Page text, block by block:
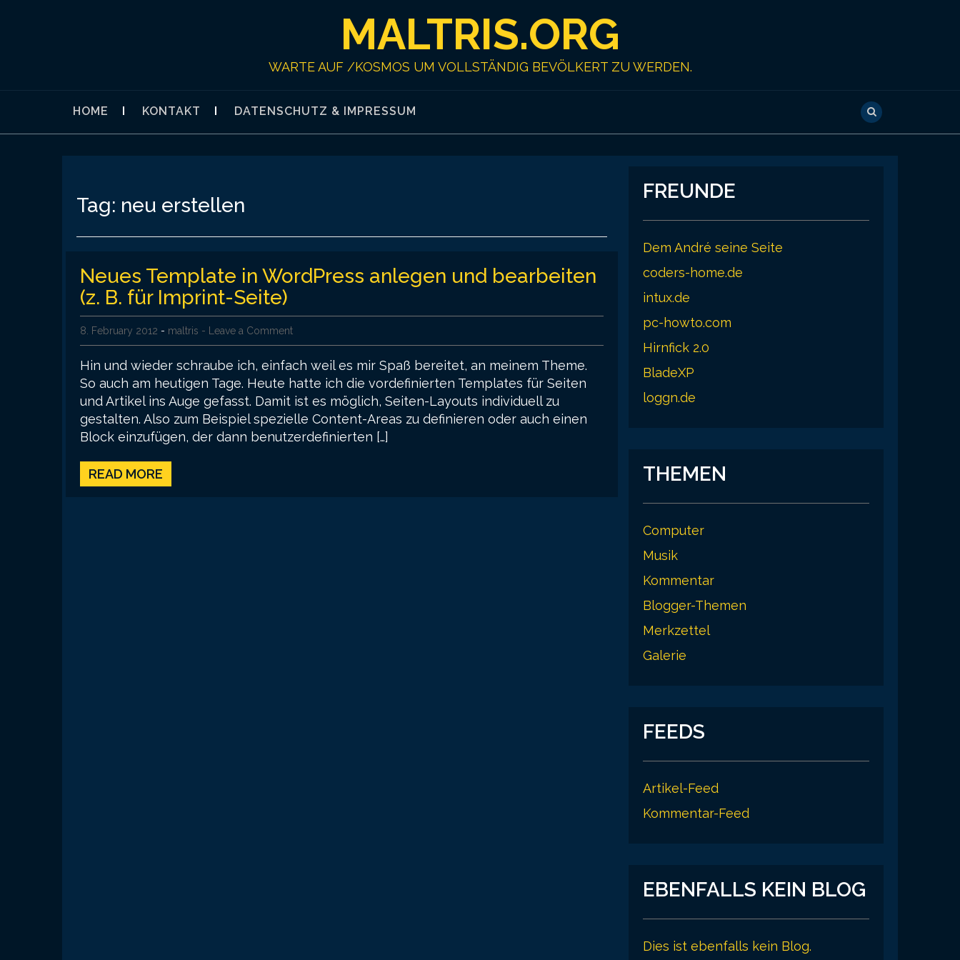
MALTRIS.ORG
WARTE AUF /KOSMOS UM VOLLSTÄNDIG BEVÖLKERT ZU WERDEN.
HOME KONTAKT DATENSCHUTZ & IMPRESSUM
Tag: neu erstellen
Neues Template in WordPress anlegen und bearbeiten
(z. B. für Imprint-Seite)
8. February 2012 - maltris - Leave a Comment
Hin und wieder schraube ich, einfach weil es mir Spaß bereitet, an meinem Theme.
So auch am heutigen Tage. Heute hatte ich die vordefinierten Templates für Seiten
und Artikel ins Auge gefasst. Damit ist es möglich, Seiten-Layouts individuell zu
gestalten. Also zum Beispiel spezielle Content-Areas zu definieren oder auch einen
Block einzufügen, der dann benutzerdefinierten […]
READ MORE
FREUNDE
Dem André seine Seite
coders-home.de
intux.de
pc-howto.com
Hirnfick 2.0
BladeXP
loggn.de
THEMEN
Computer
Musik
Kommentar
Blogger-Themen
Merkzettel
Galerie
FEEDS
Artikel-Feed
Kommentar-Feed
EBENFALLS KEIN BLOG
Dies ist ebenfalls kein Blog.